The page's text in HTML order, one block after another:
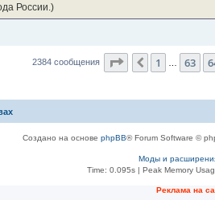
России.)
2384 сообщения Страница 65из
Пред.
1 63
Создано на основе phpBB® Forum Software ©
Моды и
Time: 0.095s| Peak Memory
Рeклама на